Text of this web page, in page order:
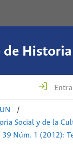
/
Social y de la
39 Núm. 1 (2012):